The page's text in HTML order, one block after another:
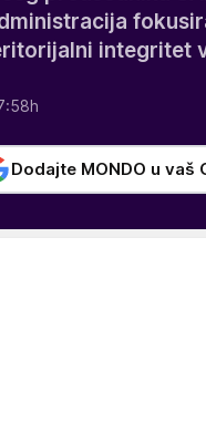
integritet
Dodajte MONDO u vaš